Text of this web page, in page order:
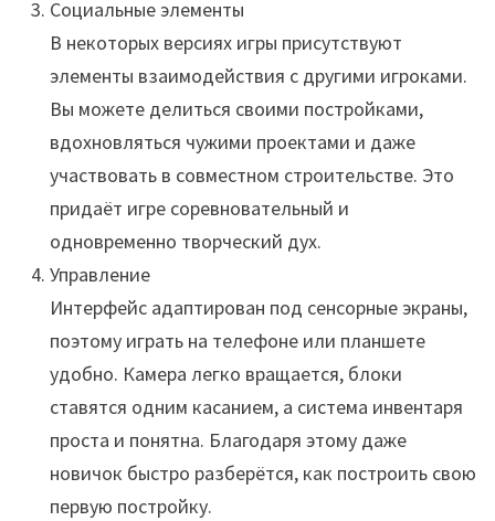
Социальные элементы
В некоторых версиях игры присутствуют
элементы взаимодействия с другими игроками.
Вы можете делиться своими постройками,
вдохновляться чужими проектами и даже
участвовать в совместном строительстве. Это
придаёт игре соревновательный и
одновременно творческий дух.
Управление
Интерфейс адаптирован под сенсорные экраны,
поэтому играть на телефоне или планшете
удобно. Камера легко вращается, блоки
ставятся одним касанием, а система инвентаря
проста и понятна. Благодаря этому даже
новичок быстро разберётся, как построить свою
первую постройку.